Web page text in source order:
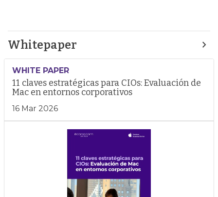
Whitepaper
WHITE PAPER
11 claves estratégicas para CIOs: Evaluación de
Mac en entornos corporativos
16 Mar 2026